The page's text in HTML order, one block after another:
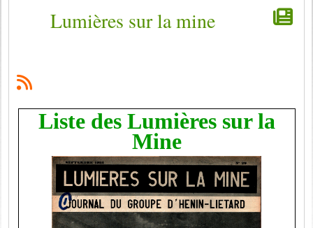
Lumières sur la mine
Liste des Lumières sur la
Mine